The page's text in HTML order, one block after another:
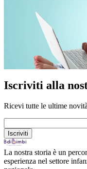
Iscriviti alla
Ricevi tutte le ultime
La nostra storia è un
esperienza nel settore